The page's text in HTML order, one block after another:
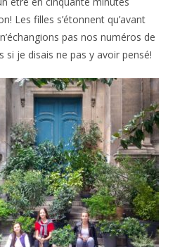
Les filles s’étonnent qu’avant
pas nos numéros de
si je disais ne pas y avoir pensé!